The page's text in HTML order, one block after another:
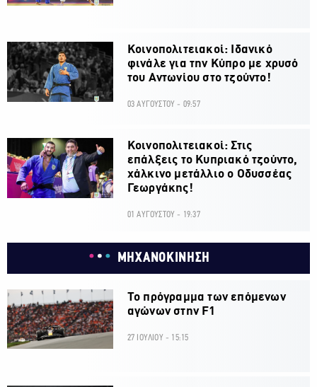
Κοινοπολιτειακοί: Ιδανικό
φινάλε για την Κύπρο με χρυσό
του Αντωνίου στο τζούντο!
03 ΑΥΓΟΥΣΤΟΥ - 09:57
Κοινοπολιτειακοί: Στις
επάλξεις το Κυπριακό τζούντο,
χάλκινο μετάλλιο ο Οδυσσέας
Γεωργάκης!
01 ΑΥΓΟΥΣΤΟΥ - 19:37
ΜΗΧΑΝΟΚΙΝΗΣΗ
Το πρόγραμμα των επόμενων
αγώνων στην F1
27 ΙΟΥΛΙΟΥ - 15:15